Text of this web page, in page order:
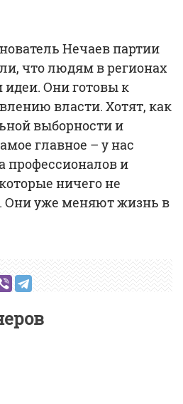
Нечаев партии
что людям в регионах
Они готовы к
власти. Хотят, как
выборности и
главное – у нас
профессионалов и
ничего не
Они уже меняют жизнь в